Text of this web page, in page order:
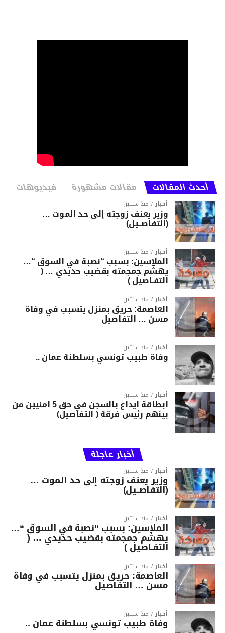
أحدث المقالات مقالات مشهورة فيديوهات
أخبار منذ سنتين
وزير يعنف زوجته إلى حد الموت …
(التفاصــيل)
أخبار منذ سنتين
الملاسين: بسبب “نصبة في السوق “…
يهشّم جمجمته بقضيب حديدي … (
التفـاصيل )
أخبار منذ سنتين
العاصمة: حريق بمنزل يتسبب في وفاة
مسن … التفاصيل
أخبار منذ سنتين
وفاة طبيب تونسي بسلطنة عمان ..
أخبار منذ سنتين
ابطاقة ايداع بالسجن في حق 5 امنيين من
بينهم رئيس فرقة ( التفاصيل)
أخبار عاجلة
أخبار منذ سنتين
وزير يعنف زوجته إلى حد الموت …
(التفاصــيل)
أخبار منذ سنتين
الملاسين: بسبب “نصبة في السوق “…
يهشّم جمجمته بقضيب حديدي … (
التفـاصيل )
أخبار منذ سنتين
العاصمة: حريق بمنزل يتسبب في وفاة
مسن … التفاصيل
أخبار منذ سنتين
وفاة طبيب تونسي بسلطنة عمان ..